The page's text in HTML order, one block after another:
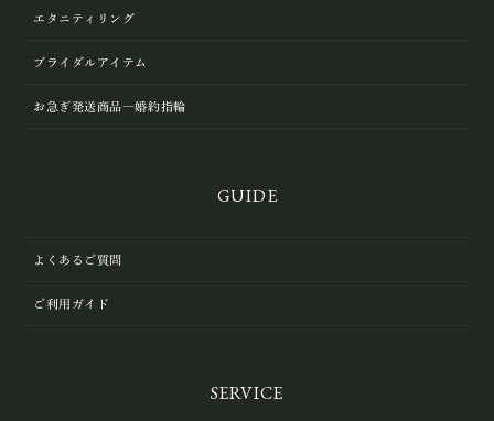
エタニティリング
ブライダルアイテム
お急ぎ発送商品―婚約指輪
GUIDE
よくあるご質問
ご利用ガイド
SERVICE